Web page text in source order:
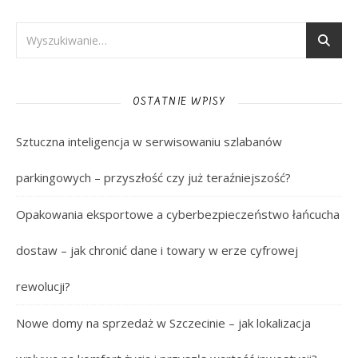
OSTATNIE WPISY
Sztuczna inteligencja w serwisowaniu szlabanów
parkingowych – przyszłość czy już teraźniejszość?
Opakowania eksportowe a cyberbezpieczeństwo łańcucha
dostaw – jak chronić dane i towary w erze cyfrowej
rewolucji?
Nowe domy na sprzedaż w Szczecinie – jak lokalizacja